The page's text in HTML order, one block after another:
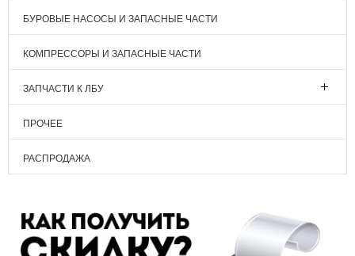
БУРОВЫЕ НАСОСЫ И ЗАПАСНЫЕ ЧАСТИ
КОМПРЕССОРЫ И ЗАПАСНЫЕ ЧАСТИ
ЗАПЧАСТИ К ЛБУ
ПРОЧЕЕ
РАСПРОДАЖА